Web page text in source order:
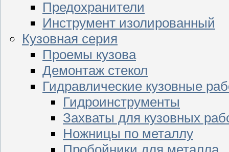
Предохранители
Инструмент изолированный
Кузовная серия
Проемы кузова
Демонтаж стекол
Гидравлические кузовные
Гидроинструменты
Захваты для кузовных
Ножницы по металлу